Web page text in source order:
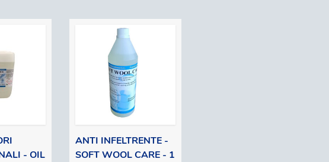
- OIL
ANTI INFELTRENTE -
SOFT WOOL CARE - 1